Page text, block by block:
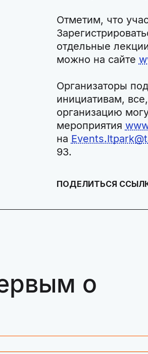
Отметим, что
отдельные
можно на сайте
Организаторы
инициативам,
организацию
мероприятия
на
93.
ПОДЕЛИТЬСЯ
о